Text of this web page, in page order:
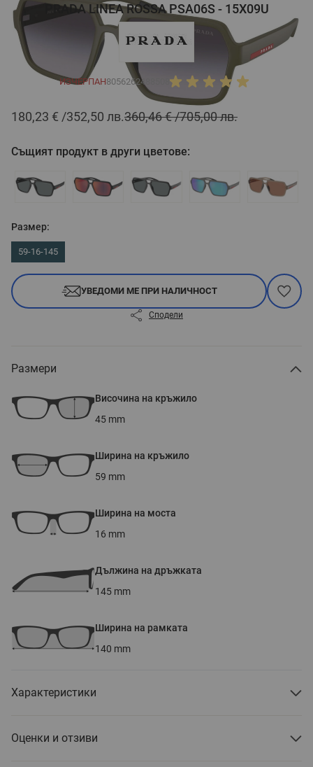
PRADA LINEA ROSSA PSA06S - 15X09U
ИЗЧЕРПАН8056262488508
360,46 € 705,00 лв.
180,23 € 352,50 лв.
Същият продукт в други цветове:
Размер:
59-16-145
УВЕДОМИ МЕ ПРИ НАЛИЧНОСТ
Сподели
Размери
Височина на кръжило
45 mm
Ширина на кръжило
59 mm
Ширина на моста
16 mm
Дължина на дръжката
145 mm
Ширина на рамката
140 mm
Характеристики
Оценки и отзиви